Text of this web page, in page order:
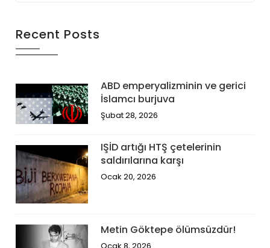
Recent Posts
ABD emperyalizminin ve gerici
İslamcı burjuva
Şubat 28, 2026
IŞİD artığı HTŞ çetelerinin
saldırılarına karşı
Ocak 20, 2026
Metin Göktepe ölümsüzdür!